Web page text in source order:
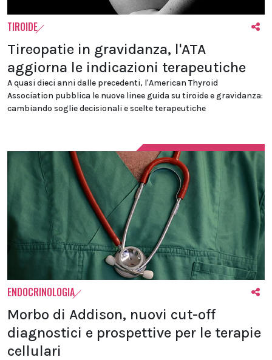
TIROIDE
Tireopatie in gravidanza, l'ATA
aggiorna le indicazioni terapeutiche
A quasi dieci anni dalle precedenti, l'American Thyroid
Association pubblica le nuove linee guida su tiroide e gravidanza:
cambiando soglie decisionali e scelte terapeutiche
ENDOCRINOLOGIA
Morbo di Addison, nuovi cut-off
diagnostici e prospettive per le terapie
cellulari